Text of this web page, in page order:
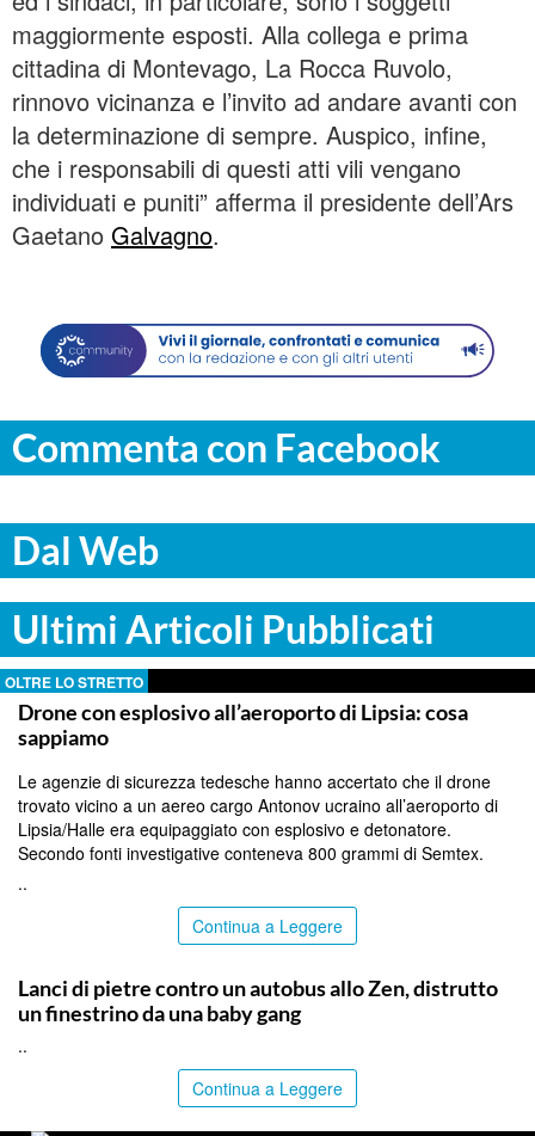
maggiormente esposti. Alla collega e prima
cittadina di Montevago, La Rocca Ruvolo,
rinnovo vicinanza e l’invito ad andare avanti con
la determinazione di sempre. Auspico, infine,
che i responsabili di questi atti vili vengano
individuati e puniti” afferma il presidente dell’Ars
Gaetano Galvagno.
Commenta con Facebook
Dal Web
Ultimi Articoli Pubblicati
OLTRE LO STRETTO
Drone con esplosivo all’aeroporto di Lipsia: cosa
sappiamo
Le agenzie di sicurezza tedesche hanno accertato che il drone
trovato vicino a un aereo cargo Antonov ucraino all’aeroporto di
Lipsia/Halle era equipaggiato con esplosivo e detonatore.
Secondo fonti investigative conteneva 800 grammi di Semtex.
..
Continua a Leggere
Lanci di pietre contro un autobus allo Zen, distrutto
un finestrino da una baby gang
..
Continua a Leggere